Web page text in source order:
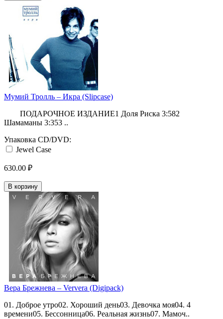
Мумий Тролль ‎– Икра (Slipcase)
ПОДАРОЧНОЕ ИЗДАНИЕ1 Доля Риска 3:582
Шамаманы 3:353 ..
Упаковка CD/DVD:
Jewel Case
630.00 ₽
В корзину
Вера Брежнева ‎– Ververa (Digipack)
01. Доброе утро02. Хороший день03. Девочка моя04. 4
времени05. Бессонница06. Реальная жизнь07. Мамоч..